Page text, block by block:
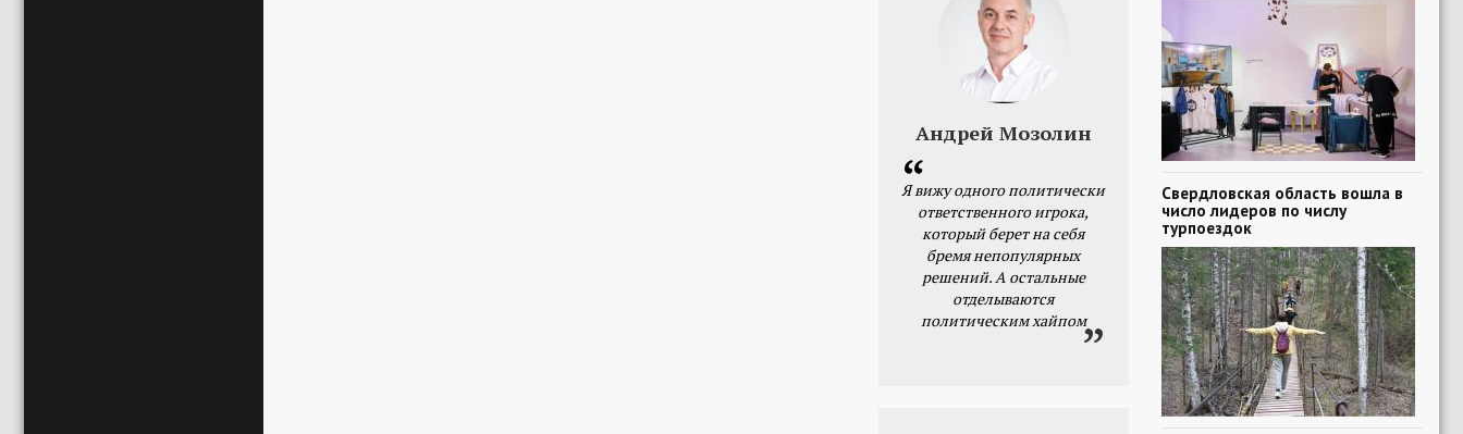
Андрей Мозолин
Я вижу одного политически
ответственного игрока,
который берет на себя
бремя непопулярных
решений. А остальные
отделываются
политическим хайпом
Свердловская область вошла в
число лидеров по числу
турпоездок